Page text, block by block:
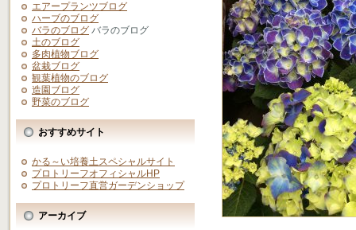
エアープランツブログ
ハーブのブログ
バラのブログ バラのブログ
土のブログ
多肉植物ブログ
盆栽ブログ
観葉植物のブログ
造園ブログ
野菜のブログ
おすすめサイト
かる～い培養土スペシャルサイト
プロトリーフオフィシャルHP
プロトリーフ直営ガーデンショップ
アーカイブ